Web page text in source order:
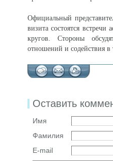
Официальный
визита состоятся встречи
кругов. Стороны
отношений и содействия в
Оставить
Имя
Фамилия
E-mail